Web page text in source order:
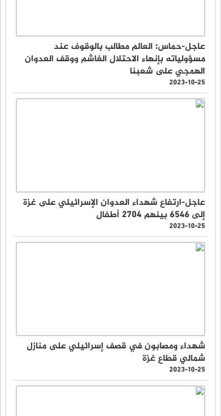
عاجل-حماس: العالم مطالب بالوقوف عند
مسؤولياته بإنهاء الاحتلال الغاشم ووقف العدوان
الهمجي على شعبنا
2023-10-25
عاجل-ارتفاع شهداء العدوان الإسرائيلي على غزة
إلى 6546 بينهم 2704 أطفال
2023-10-25
شهداء ومصابون في قصف إسرائيلي على منازل
شمالي قطاع غزة
2023-10-25